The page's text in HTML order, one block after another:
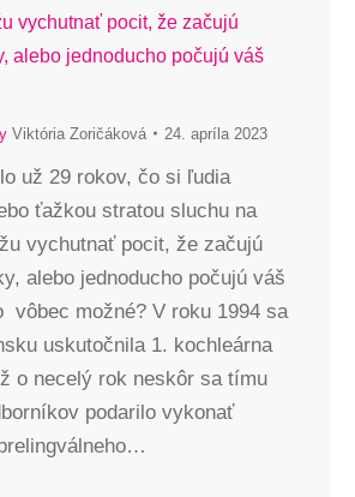
vychutnať pocit, že začujú
alebo jednoducho počujú váš
Viktória Zoričáková 24. apríla 2023
už 29 rokov, čo si ľudia
ťažkou stratou sluchu na
vychutnať pocit, že začujú
alebo jednoducho počujú váš
vôbec možné? V roku 1994 sa
uskutočnila 1. kochleárna
o necelý rok neskôr sa tímu
podarilo vykonať